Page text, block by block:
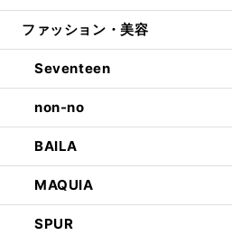
ファッション・美容
Seventeen
non-no
BAILA
MAQUIA
SPUR